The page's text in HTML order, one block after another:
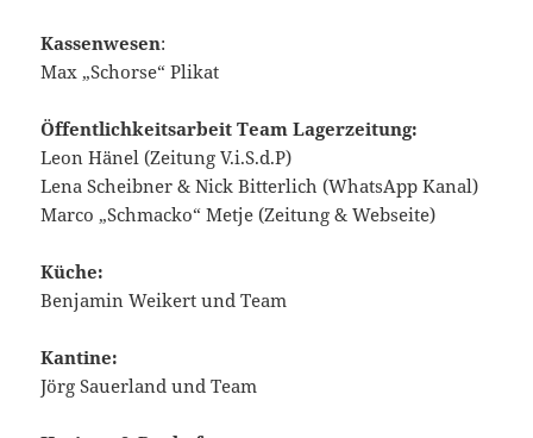
Kassenwesen:
Max „Schorse“ Plikat
Öffentlichkeitsarbeit Team Lagerzeitung:
Leon Hänel (Zeitung V.i.S.d.P)
Lena Scheibner & Nick Bitterlich (WhatsApp Kanal)
Marco „Schmacko“ Metje (Zeitung & Webseite)
Küche:
Benjamin Weikert und Team
Kantine:
Jörg Sauerland und Team